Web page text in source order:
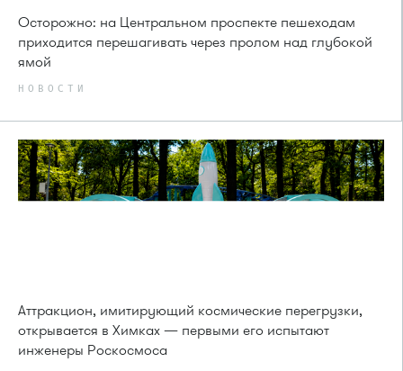
Осторожно: на Центральном проспекте пешеходам
приходится перешагивать через пролом над глубокой
ямой
НОВОСТИ
Аттракцион, имитирующий космические перегрузки,
открывается в Химках — первыми его испытают
инженеры Роскосмоса